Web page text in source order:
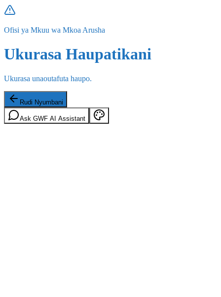
Ofisi ya Mkuu wa Mkoa Arusha
Ukurasa Haupatikani
Ukurasa unaoutafuta haupo.
Rudi Nyumbani
Ask GWF AI Assistant